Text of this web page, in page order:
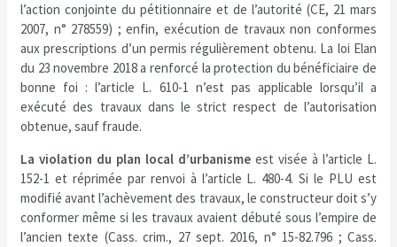
l’action conjointe du pétitionnaire et de l’autorité (CE, 21 mars
2007, n° 278559) ; enfin, exécution de travaux non conformes
aux prescriptions d’un permis régulièrement obtenu. La loi Elan
du 23 novembre 2018 a renforcé la protection du bénéficiaire de
bonne foi : l’article L. 610-1 n’est pas applicable lorsqu’il a
exécuté des travaux dans le strict respect de l’autorisation
obtenue, sauf fraude.
La violation du plan local d’urbanisme est visée à l’article L.
152-1 et réprimée par renvoi à l’article L. 480-4. Si le PLU est
modifié avant l’achèvement des travaux, le constructeur doit s’y
conformer même si les travaux avaient débuté sous l’empire de
l’ancien texte (Cass. crim., 27 sept. 2016, n° 15-82.796 ; Cass.